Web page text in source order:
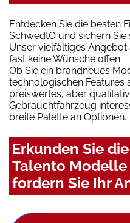
Entdecken Sie die besten
SchwedtO und sichern
Unser vielfältiges
fast keine Wünsche offen.
Ob Sie ein brandneues
technologischen Features
preiswertes, aber
Gebrauchtfahrzeug
breite Palette an Optionen.
Erkunden Sie
Talento
fordern Sie Ihr